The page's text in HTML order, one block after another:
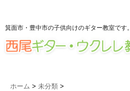
箕面市・豊中市の子供向けのギター教室です。
ホーム > 未分類 >